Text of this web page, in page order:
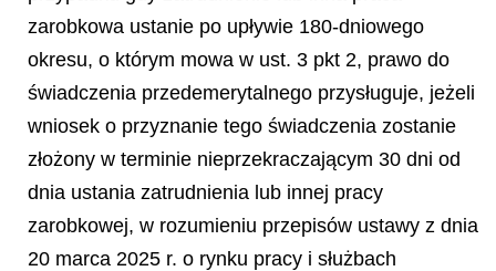
zarobkowa ustanie po upływie 180-dniowego
okresu, o którym mowa w ust. 3 pkt 2, prawo do
świadczenia przedemerytalnego przysługuje, jeżeli
wniosek o przyznanie tego świadczenia zostanie
złożony w terminie nieprzekraczającym 30 dni od
dnia ustania zatrudnienia lub innej pracy
zarobkowej, w rozumieniu przepisów ustawy z dnia
20 marca 2025 r. o rynku pracy i służbach